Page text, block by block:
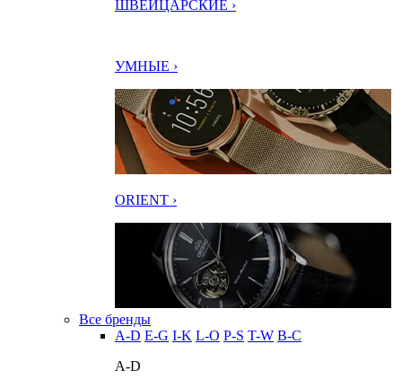
ШВЕЙЦАРСКИЕ ›
УМНЫЕ ›
ORIENT ›
Все бренды
A-D E-G I-K L-O P-S T-W В-С
A-D